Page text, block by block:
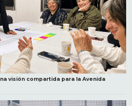
visión compartida para la Avenida